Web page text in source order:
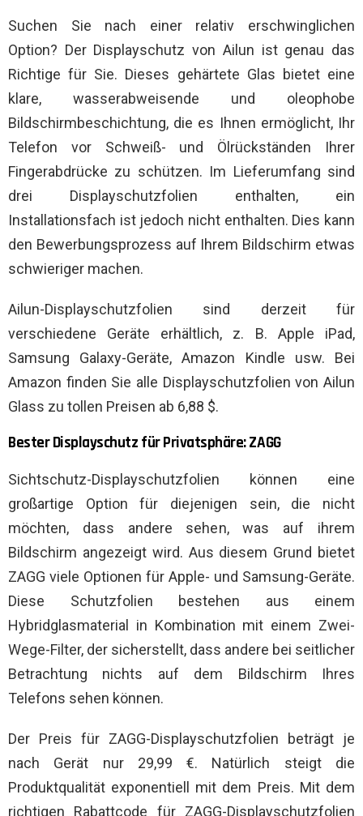
Suchen Sie nach einer relativ erschwinglichen
Option? Der Displayschutz von Ailun ist genau das
Richtige für Sie. Dieses gehärtete Glas bietet eine
klare, wasserabweisende und oleophobe
Bildschirmbeschichtung, die es Ihnen ermöglicht, Ihr
Telefon vor Schweiß- und Ölrückständen Ihrer
Fingerabdrücke zu schützen. Im Lieferumfang sind
drei Displayschutzfolien enthalten, ein
Installationsfach ist jedoch nicht enthalten. Dies kann
den Bewerbungsprozess auf Ihrem Bildschirm etwas
schwieriger machen.
Ailun-Displayschutzfolien sind derzeit für
verschiedene Geräte erhältlich, z. B. Apple iPad,
Samsung Galaxy-Geräte, Amazon Kindle usw. Bei
Amazon finden Sie alle Displayschutzfolien von Ailun
Glass zu tollen Preisen ab 6,88 $.
Bester Displayschutz für Privatsphäre: ZAGG
Sichtschutz-Displayschutzfolien können eine
großartige Option für diejenigen sein, die nicht
möchten, dass andere sehen, was auf ihrem
Bildschirm angezeigt wird. Aus diesem Grund bietet
ZAGG viele Optionen für Apple- und Samsung-Geräte.
Diese Schutzfolien bestehen aus einem
Hybridglasmaterial in Kombination mit einem Zwei-
Wege-Filter, der sicherstellt, dass andere bei seitlicher
Betrachtung nichts auf dem Bildschirm Ihres
Telefons sehen können.
Der Preis für ZAGG-Displayschutzfolien beträgt je
nach Gerät nur 29,99 €. Natürlich steigt die
Produktqualität exponentiell mit dem Preis. Mit dem
richtigen Rabattcode für ZAGG-Displayschutzfolien